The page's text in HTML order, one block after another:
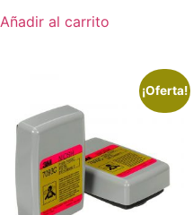
Añadir al carrito
¡Oferta!